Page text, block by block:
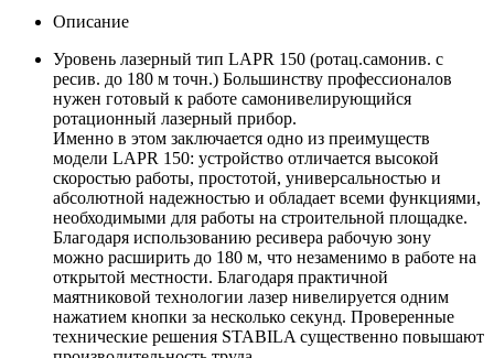
Описание
Уровень лазерный тип LAPR 150 (ротац.самонив. с
ресив. до 180 м точн.) Большинству профессионалов
нужен готовый к работе самонивелирующийся
ротационный лазерный прибор.
Именно в этом заключается одно из преимуществ
модели LAPR 150: устройство отличается высокой
скоростью работы, простотой, универсальностью и
абсолютной надежностью и обладает всеми функциями,
необходимыми для работы на строительной площадке.
Благодаря использованию ресивера рабочую зону
можно расширить до 180 м, что незаменимо в работе на
открытой местности. Благодаря практичной
маятниковой технологии лазер нивелируется одним
нажатием кнопки за несколько секунд. Проверенные
технические решения STABILA существенно повышают